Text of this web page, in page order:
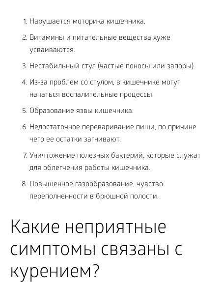
Нарушается моторика кишечника.
Витамины и питательные вещества хуже
усваиваются.
Нестабильный стул (частые поносы или запоры).
Из-за проблем со стулом, в кишечнике могут
начаться воспалительные процессы.
Образование язвы кишечника.
Недостаточное переваривание пищи, по причине
чего ее остатки загнивают.
Уничтожение полезных бактерий, которые служат
для облегчения работы кишечника.
Повышенное газообразование, чувство
переполненности в брюшной полости.
Какие неприятные
симптомы связаны с
курением?